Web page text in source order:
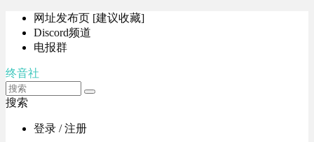
网址发布页 [建议收藏]
Discord频道
电报群
终音社
搜索
登录 / 注册